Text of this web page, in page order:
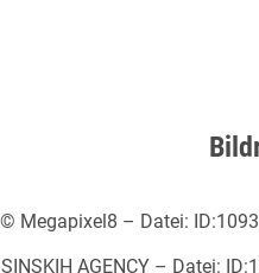
© Megapixel8 – Datei:
AGENCY – Datei: